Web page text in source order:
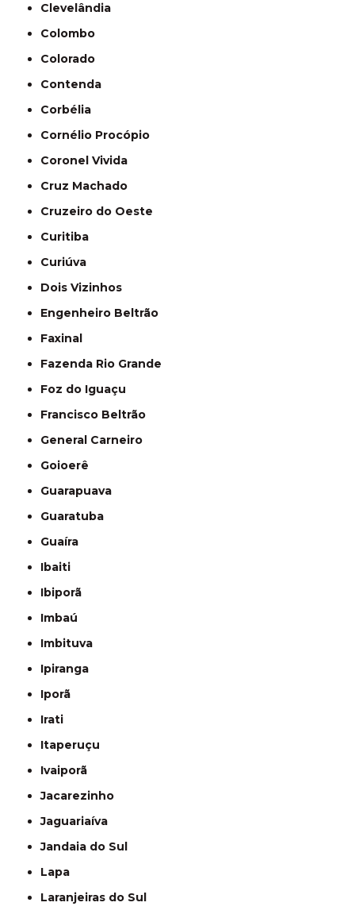
Clevelândia
Colombo
Colorado
Contenda
Corbélia
Cornélio Procópio
Coronel Vivida
Cruz Machado
Cruzeiro do Oeste
Curitiba
Curiúva
Dois Vizinhos
Engenheiro Beltrão
Faxinal
Fazenda Rio Grande
Foz do Iguaçu
Francisco Beltrão
General Carneiro
Goioerê
Guarapuava
Guaratuba
Guaíra
Ibaiti
Ibiporã
Imbaú
Imbituva
Ipiranga
Iporã
Irati
Itaperuçu
Ivaiporã
Jacarezinho
Jaguariaíva
Jandaia do Sul
Lapa
Laranjeiras do Sul